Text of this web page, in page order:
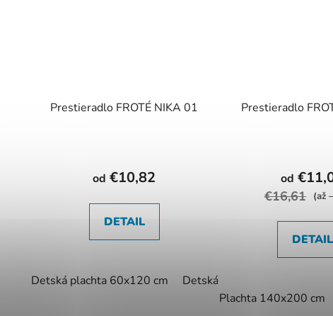
Prestieradlo FROTÉ NIKA 01
od €10,82
DETAIL
Detská plachta 60x120 cm Detská plachta 70x140 cm
Prestieradlo
od
€16,61 (až
DETAIL
Plachta 140x200 cm